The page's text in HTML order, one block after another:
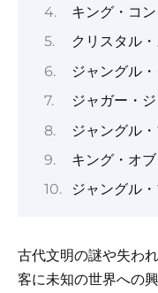
キング・コ
クリスタル
ジャングル
ジャガー・
ジャングル
キング・オ
ジャングル
古代文明の謎や失わ
客に未知の世界への